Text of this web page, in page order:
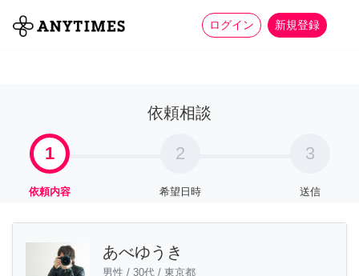
ログイン 新規登録
全て 家事 more_horiz
依頼相談
1
依頼内容
2
希望日時
3
送信
あべゆうき
男性 / 30代 / 東京都